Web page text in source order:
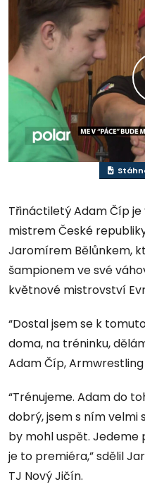
Třináctiletý Adam Číp
mistrem České
Jaromírem Bělůnkem,
šampionem ve své
květnové mistrovství
“Dostal jsem se k
doma, na tréninku,
Adam Číp, Armwrestling
“Trénujeme. Adam do
dobrý, jsem s ním velmi
by mohl uspět. Jedeme
je to premiéra,” sdělil
TJ Nový Jičín.